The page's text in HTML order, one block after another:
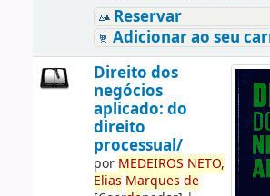
Reservar
Adicionar ao seu
Direito dos
negócios
aplicado: do
direito
processual/
por MEDEIROS NETO,
Elias Marques de